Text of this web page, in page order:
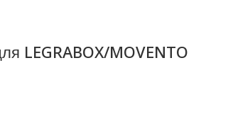
LEGRABOX/MOVENTO